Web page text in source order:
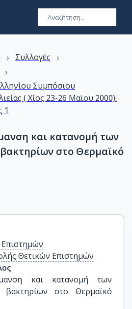
› Συλλογές ›
›
Συμπόσιου
( Χίος 23-26 Μαϊου 2000):
1
και κατανομή των
στο Θερμαϊκό
Θετικών Επιστημών
και κατανομή των
στο Θερμαϊκό